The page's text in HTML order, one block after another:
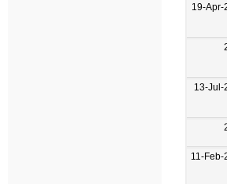
19-Apr-
13-Jul-
11-Feb-